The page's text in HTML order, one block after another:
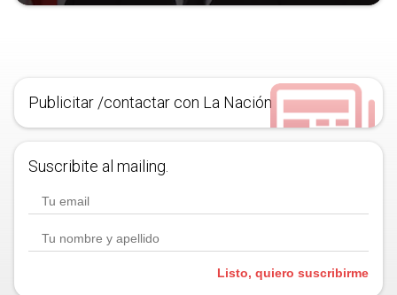
Publicitar /contactar con La Nación
Suscribite al mailing.
Listo, quiero suscribirme